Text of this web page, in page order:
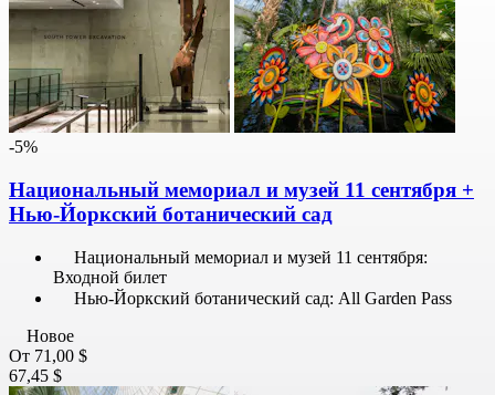
-5%
Национальный мемориал и музей 11 сентября +
Нью-Йоркский ботанический сад
Национальный мемориал и музей 11 сентября:
Входной билет
Нью-Йоркский ботанический сад: All Garden Pass
Новое
От 71,00 $
67,45 $